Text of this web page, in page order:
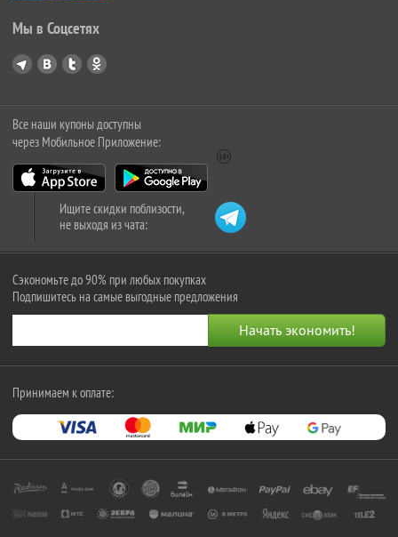
Мы в Соцсетях
Все наши купоны доступны
через Мобильное Приложение:
Ищите скидки поблизости,
не выходя из чата:
Сэкономьте до 90% при любых покупках
Подпишитесь на самые выгодные предложения
Принимаем к оплате: